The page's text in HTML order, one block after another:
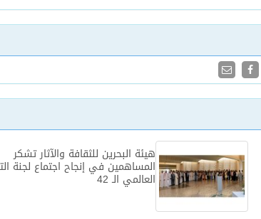
هيئة البحرين للثقافة والآثار تشكر
المساهمين في إنجاح اجتماع لجنة
العالمي الـ 42‎